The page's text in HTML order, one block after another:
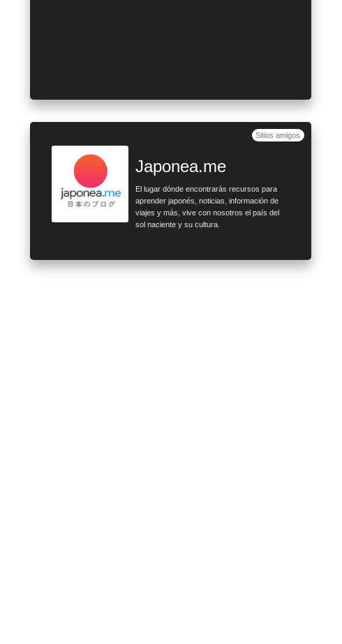
Sitios amigos
Japonea.me
El lugar dónde encontrarás recursos para
aprender japonés, noticias, información de
viajes y más, vive con nosotros el país del
sol naciente y su cultura.